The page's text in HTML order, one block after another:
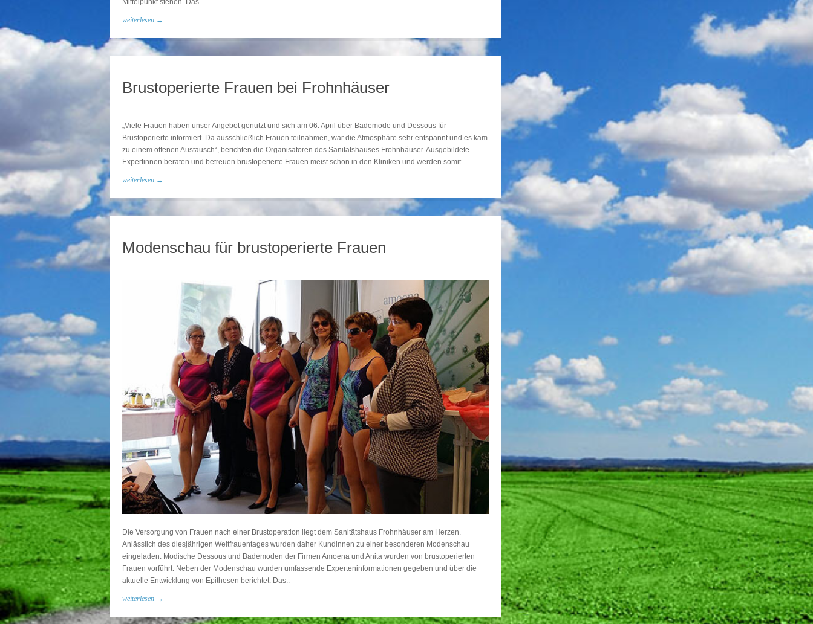
Mittelpunkt stehen. Das..
weiterlesen →
Brustoperierte Frauen bei Frohnhäuser
„Viele Frauen haben unser Angebot genutzt und sich am 06. April über Bademode und Dessous für
Brustoperierte informiert. Da ausschließlich Frauen teilnahmen, war die Atmosphäre sehr entspannt und es kam
zu einem offenen Austausch“, berichten die Organisatoren des Sanitätshauses Frohnhäuser. Ausgebildete
Expertinnen beraten und betreuen brustoperierte Frauen meist schon in den Kliniken und werden somit..
weiterlesen →
Modenschau für brustoperierte Frauen
Die Versorgung von Frauen nach einer Brustoperation liegt dem Sanitätshaus Frohnhäuser am Herzen.
Anlässlich des diesjährigen Weltfrauentages wurden daher Kundinnen zu einer besonderen Modenschau
eingeladen. Modische Dessous und Bademoden der Firmen Amoena und Anita wurden von brustoperierten
Frauen vorführt. Neben der Modenschau wurden umfassende Experteninformationen gegeben und über die
aktuelle Entwicklung von Epithesen berichtet. Das..
weiterlesen →